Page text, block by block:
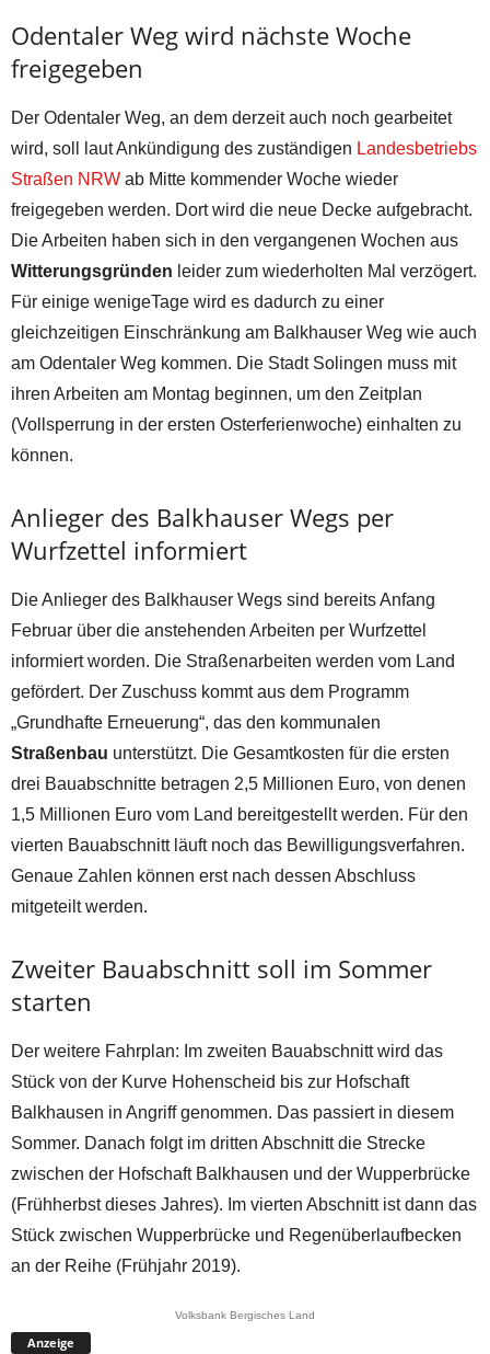
Odentaler Weg wird nächste Woche
freigegeben
Der Odentaler Weg, an dem derzeit auch noch gearbeitet
wird, soll laut Ankündigung des zuständigen Landesbetriebs
Straßen NRW ab Mitte kommender Woche wieder
freigegeben werden. Dort wird die neue Decke aufgebracht.
Die Arbeiten haben sich in den vergangenen Wochen aus
Witterungsgründen leider zum wiederholten Mal verzögert.
Für einige wenigeTage wird es dadurch zu einer
gleichzeitigen Einschränkung am Balkhauser Weg wie auch
am Odentaler Weg kommen. Die Stadt Solingen muss mit
ihren Arbeiten am Montag beginnen, um den Zeitplan
(Vollsperrung in der ersten Osterferienwoche) einhalten zu
können.
Anlieger des Balkhauser Wegs per
Wurfzettel informiert
Die Anlieger des Balkhauser Wegs sind bereits Anfang
Februar über die anstehenden Arbeiten per Wurfzettel
informiert worden. Die Straßenarbeiten werden vom Land
gefördert. Der Zuschuss kommt aus dem Programm
„Grundhafte Erneuerung“, das den kommunalen
Straßenbau unterstützt. Die Gesamtkosten für die ersten
drei Bauabschnitte betragen 2,5 Millionen Euro, von denen
1,5 Millionen Euro vom Land bereitgestellt werden. Für den
vierten Bauabschnitt läuft noch das Bewilligungsverfahren.
Genaue Zahlen können erst nach dessen Abschluss
mitgeteilt werden.
Zweiter Bauabschnitt soll im Sommer
starten
Der weitere Fahrplan: Im zweiten Bauabschnitt wird das
Stück von der Kurve Hohenscheid bis zur Hofschaft
Balkhausen in Angriff genommen. Das passiert in diesem
Sommer. Danach folgt im dritten Abschnitt die Strecke
zwischen der Hofschaft Balkhausen und der Wupperbrücke
(Frühherbst dieses Jahres). Im vierten Abschnitt ist dann das
Stück zwischen Wupperbrücke und Regenüberlaufbecken
an der Reihe (Frühjahr 2019).
Volksbank Bergisches Land
Anzeige